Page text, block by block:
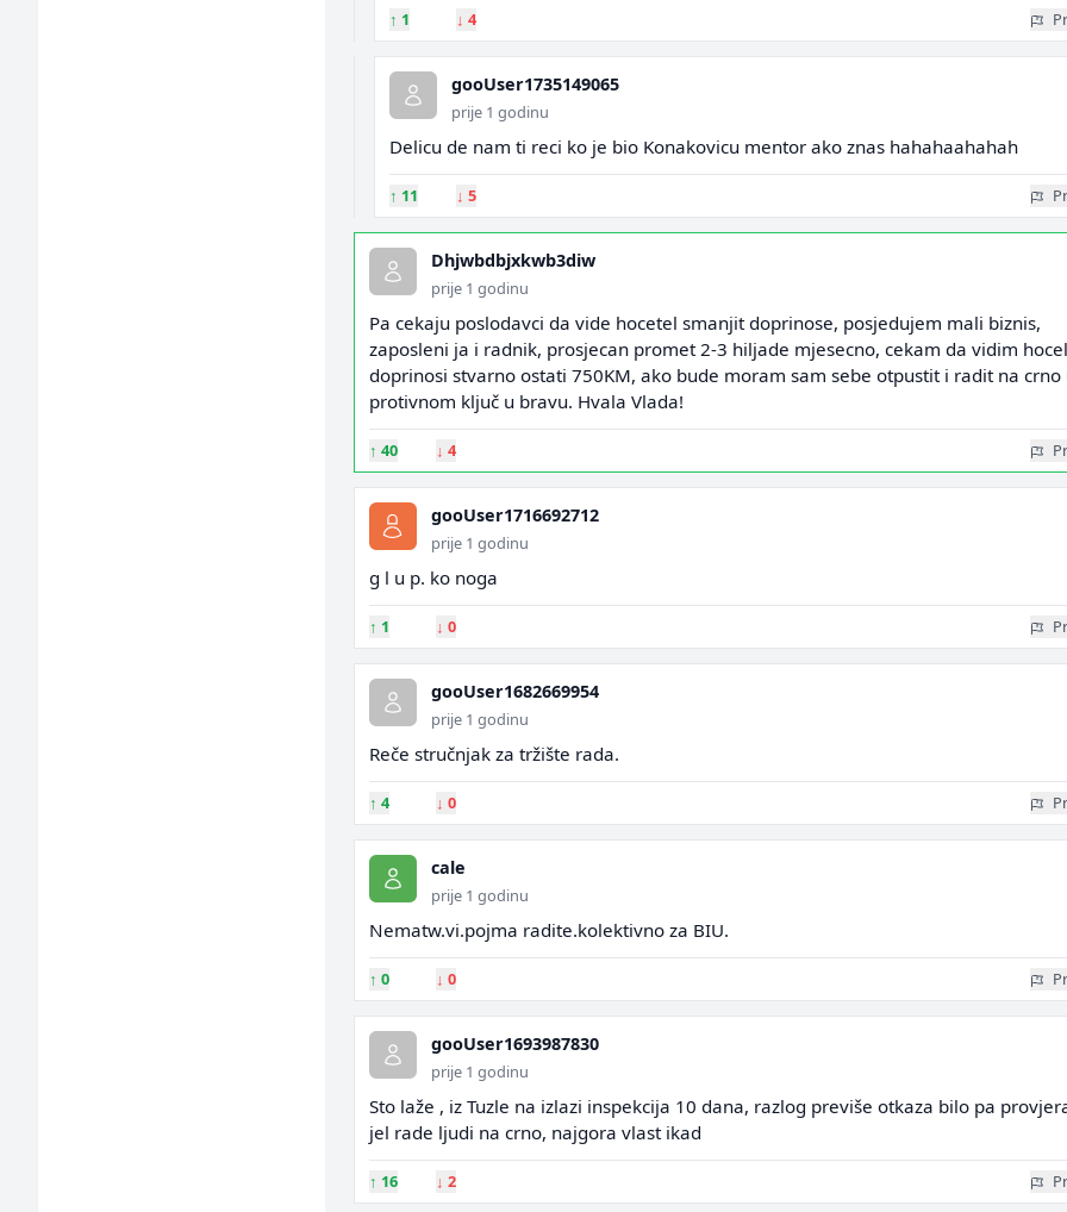
↑ 1 ↓ 4
gooUser1735149065
prije 1 godinu
Delicu de nam ti reci ko je bio Konakovicu mentor ako znas hahahaahahah
↑ 11 ↓ 5
Dhjwbdbjxkwb3diw
prije 1 godinu
Pa cekaju poslodavci da vide hocetel smanjit doprinose, posjedujem mali biznis,
zaposleni ja i radnik, prosjecan promet 2-3 hiljade mjesecno, cekam da vidim hocel
doprinosi stvarno ostati 750KM, ako bude moram sam sebe otpustit i radit na crno
protivnom ključ u bravu. Hvala Vlada!
↑ 40 ↓ 4
gooUser1716692712
prije 1 godinu
g l u p. ko noga
↑ 1 ↓ 0
gooUser1682669954
prije 1 godinu
Reče stručnjak za tržište rada.
↑ 4 ↓ 0
cale
prije 1 godinu
Nematw.vi.pojma radite.kolektivno za BIU.
↑ 0 ↓ 0
gooUser1693987830
prije 1 godinu
Sto laže , iz Tuzle na izlazi inspekcija 10 dana, razlog previše otkaza bilo pa
jel rade ljudi na crno, najgora vlast ikad
↑ 16 ↓ 2